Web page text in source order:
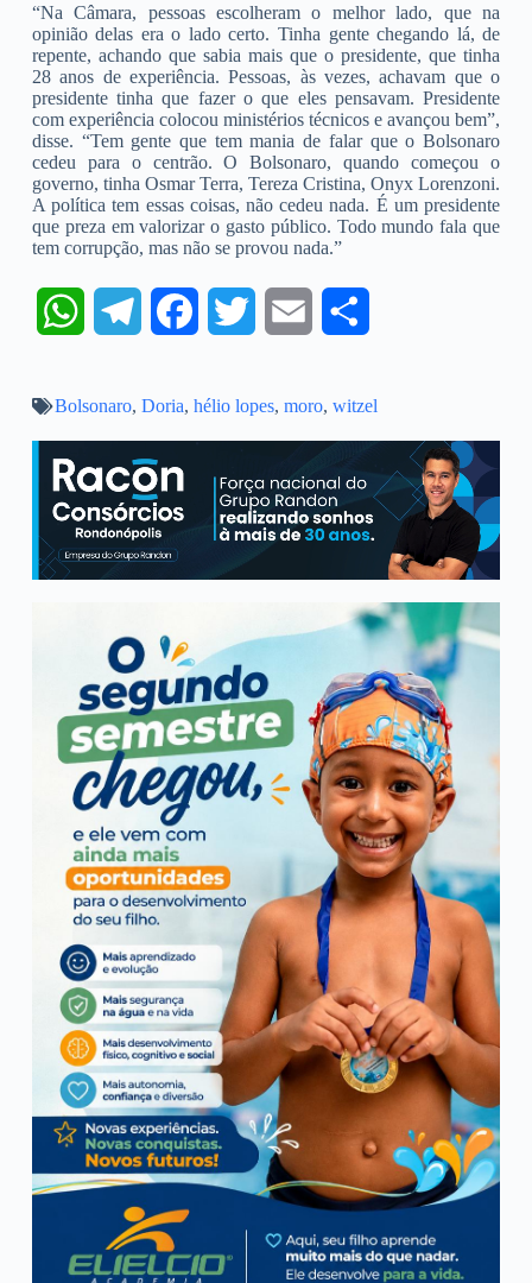
“Na Câmara, pessoas escolheram o melhor lado, que na
opinião delas era o lado certo. Tinha gente chegando lá, de
repente, achando que sabia mais que o presidente, que tinha
28 anos de experiência. Pessoas, às vezes, achavam que o
presidente tinha que fazer o que eles pensavam. Presidente
com experiência colocou ministérios técnicos e avançou bem”,
disse. “Tem gente que tem mania de falar que o Bolsonaro
cedeu para o centrão. O Bolsonaro, quando começou o
governo, tinha Osmar Terra, Tereza Cristina, Onyx Lorenzoni.
A política tem essas coisas, não cedeu nada. É um presidente
que preza em valorizar o gasto público. Todo mundo fala que
tem corrupção, mas não se provou nada.”
W
a
A
l
g
r
m
c i
t
a
l
a
e
Bolsonaro, Doria, hélio lopes, moro, witzel